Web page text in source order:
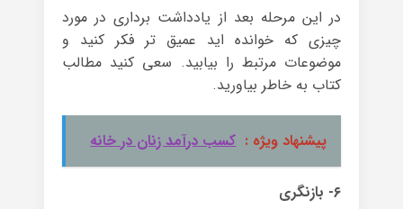
در این مرحله بعد از یادداشت برداری در مورد
چیزی که خوانده اید عمیق تر فکر کنید و
موضوعات مرتبط را بیابید. سعی کنید مطالب
کتاب به خاطر بیاورید.
پیشنهاد ویژه : کسب درآمد زنان در خانه
۶- بازنگری